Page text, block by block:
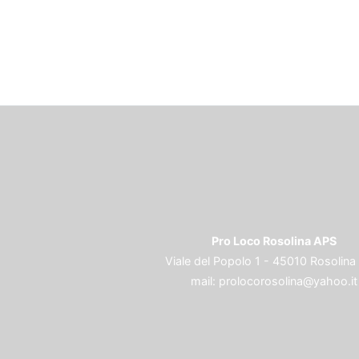
Pro Loco Rosolina APS
Viale del Popolo 1 - 45010 Rosolina
mail: prolocorosolina@yahoo.it